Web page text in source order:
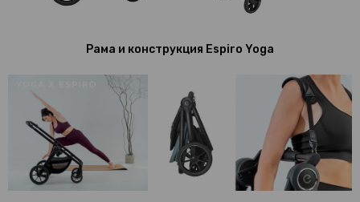
Рама и конструкция Espiro Yoga